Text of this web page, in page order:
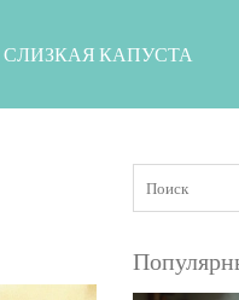
СЛИЗКАЯ КАПУСТА